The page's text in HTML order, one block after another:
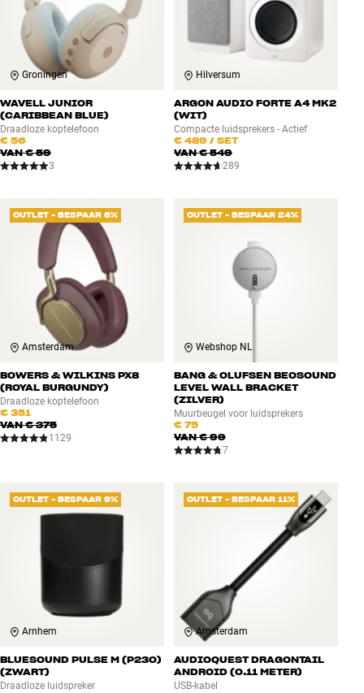
Groningen
WAVELL JUNIOR
(CARIBBEAN BLUE)
Draadloze koptelefoon
€ 56
VAN€ 59
3
Hilversum
ARGON AUDIO FORTE A4 MK2
(WIT)
Compacte luidsprekers - Actief
€ 489 / SET
VAN€ 549
289
OUTLET - BESPAAR 6%
Amsterdam
BOWERS & WILKINS PX8
(ROYAL BURGUNDY)
Draadloze koptelefoon
€ 351
VAN€ 375
1129
OUTLET - BESPAAR 24%
Webshop NL
BANG & OLUFSEN BEOSOUND
LEVEL WALL BRACKET
(ZILVER)
Muurbeugel voor luidsprekers
€ 75
VAN€ 99
7
OUTLET - BESPAAR 9%
Arnhem
BLUESOUND PULSE M (P230)
(ZWART)
Draadloze luidspreker
OUTLET - BESPAAR 11%
Amsterdam
AUDIOQUEST DRAGONTAIL
ANDROID (0.11 METER)
USB-kabel